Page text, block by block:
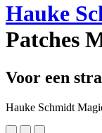
Hauke
Patches
Voor een
Hauke Schmidt